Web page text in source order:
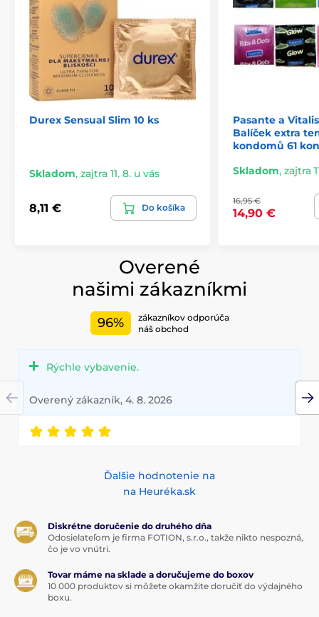
Durex Sensual Slim 10 ks
Skladom, zajtra 11. 8. u vás
8,11 € Do košíka
Pasante a
Balíček extra
kondomů 61
Skladom, zajtra
16,95 €
14,90 €
Overené
našimi zákazníkmi
96%
zákazníkov odporúča
náš obchod
Rýchle vybavenie.
Overený zákazník, 4. 8. 2026
Ďalšie hodnotenie na
na Heuréka.sk
Diskrétne doručenie do druhého dňa
Odosielateľom je firma FOTION, s.r.o., takže nikto nespozná,
čo je vo vnútri.
Tovar máme na sklade a doručujeme do boxov
10 000 produktov si môžete okamžite doručiť do výdajného
boxu.